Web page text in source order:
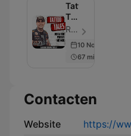
Tattoo
Tales
–
RADIO
BOB!
RADIO BOB! - Aflevering 62
10 Nov 2022
67 min
Contacten
Website
https://